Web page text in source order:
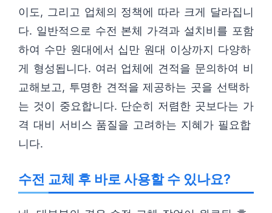
이도, 그리고 업체의 정책에 따라 크게 달라집니
다. 일반적으로 수전 본체 가격과 설치비를 포함
하여 수만 원대에서 십만 원대 이상까지 다양하
게 형성됩니다. 여러 업체에 견적을 문의하여 비
교해보고, 투명한 견적을 제공하는 곳을 선택하
는 것이 중요합니다. 단순히 저렴한 곳보다는 가
격 대비 서비스 품질을 고려하는 지혜가 필요합
니다.
수전 교체 후 바로 사용할 수 있나요?